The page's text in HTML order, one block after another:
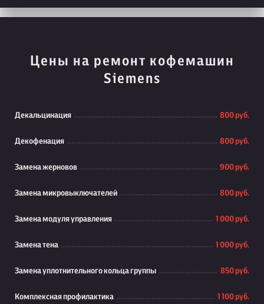
Цены на ремонт кофемашин
Siemens
Декальцинация 800 руб.
Декофенация 800 руб.
Замена жерновов 900 руб.
Замена микровыключателей 800 руб.
Замена модуля управления 1 000 руб.
Замена тена 1 000 руб.
Замена уплотнительного кольца группы 850 руб.
Комплексная профилактика 1 100 руб.